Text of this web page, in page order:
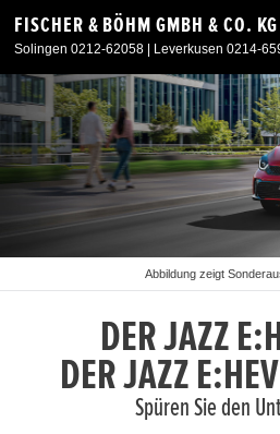
FISCHER & BÖHM GMBH & CO. KG
Solingen 0212-62058 | Leverkusen 0214-
Neuwagen
Gebrauchtwagen
Unser Autohaus
Abbildung zeigt
DER JAZZ
DER JAZZ
Spüren Sie den